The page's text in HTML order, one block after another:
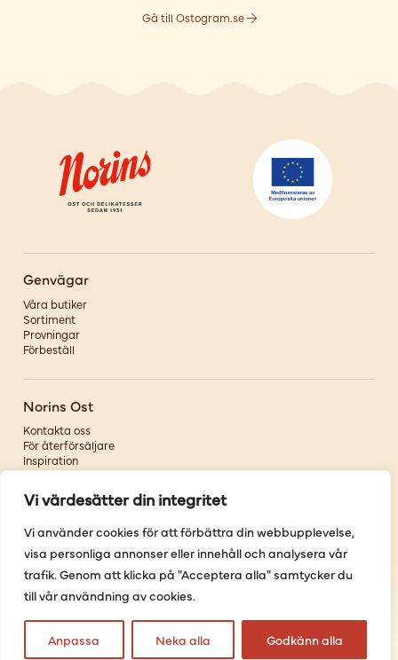
Vi värdesätter din integritet
Vi använder cookies för att förbättra din webbupplevelse,
visa personliga annonser eller innehåll och analysera vår
trafik. Genom att klicka på "Acceptera alla" samtycker du
till vår användning av cookies.
Anpassa Neka alla Godkänn alla
Gå till Ostogram.se
Genvägar
Våra butiker
Sortiment
Provningar
Förbeställ
Norins Ost
Kontakta oss
För återförsäljare
Inspiration
Om oss
Följ oss
Facebook
Instagram
Pinterest
Youtube